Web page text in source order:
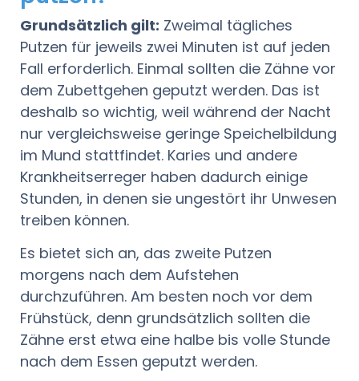
Grundsätzlich gilt: Zweimal tägliches
Putzen für jeweils zwei Minuten ist auf jeden
Fall erforderlich. Einmal sollten die Zähne vor
dem Zubettgehen geputzt werden. Das ist
deshalb so wichtig, weil während der Nacht
nur vergleichsweise geringe Speichelbildung
im Mund stattfindet. Karies und andere
Krankheitserreger haben dadurch einige
Stunden, in denen sie ungestört ihr Unwesen
treiben können.
Es bietet sich an, das zweite Putzen
morgens nach dem Aufstehen
durchzuführen. Am besten noch vor dem
Frühstück, denn grundsätzlich sollten die
Zähne erst etwa eine halbe bis volle Stunde
nach dem Essen geputzt werden.